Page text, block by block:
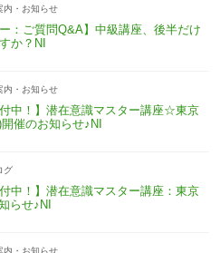
内・お知らせ
：ご質問Q&A】中級講座、後半だけ
か？NI
内・お知らせ
付中！】潜在意識マスター講座☆東京
催のお知らせ♪NI
グ
中！】潜在意識マスター講座：東京
らせ♪NI
内・お知らせ